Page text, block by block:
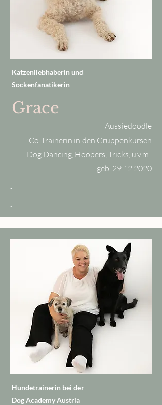
Katzenliebhaberin und
Sockenfanatikerin
Grace
Aussiedoodle
Co-Trainerin in den Gruppenkursen
Dog Dancing, Hoopers, Tricks, u.v.m.
geb. 29.12.2020
Hundetrainerin bei der
Dog Academy Austria